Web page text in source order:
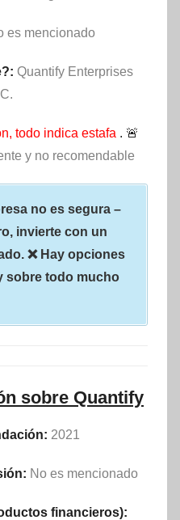
es mencionado
Quantify Enterprises
todo indica estafa . 🚨
y no recomendable
no es segura –
invierte con un
❌ Hay opciones
sobre todo mucho
sobre Quantify
2021
No es mencionado
financieros):